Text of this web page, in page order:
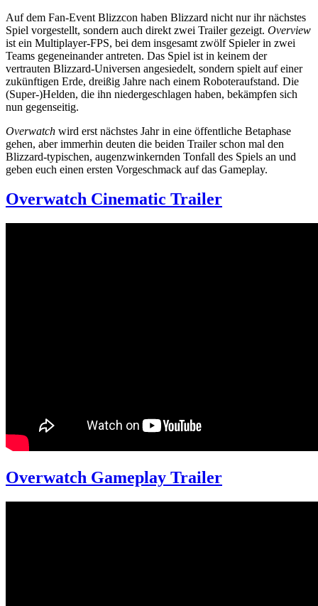
Auf dem Fan-Event Blizzcon haben Blizzard nicht nur ihr nächstes
Spiel vorgestellt, sondern auch direkt zwei Trailer gezeigt. Overview
ist ein Multiplayer-FPS, bei dem insgesamt zwölf Spieler in zwei
Teams gegeneinander antreten. Das Spiel ist in keinem der
vertrauten Blizzard-Universen angesiedelt, sondern spielt auf einer
zukünftigen Erde, dreißig Jahre nach einem Roboteraufstand. Die
(Super-)Helden, die ihn niedergeschlagen haben, bekämpfen sich
nun gegenseitig.
Overwatch wird erst nächstes Jahr in eine öffentliche Betaphase
gehen, aber immerhin deuten die beiden Trailer schon mal den
Blizzard-typischen, augenzwinkernden Tonfall des Spiels an und
geben euch einen ersten Vorgeschmack auf das Gameplay.
Overwatch Cinematic Trailer
Overwatch Gameplay Trailer